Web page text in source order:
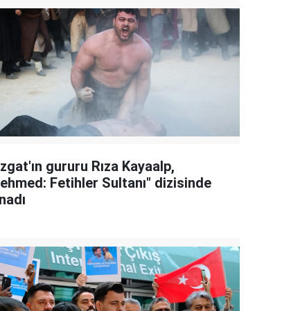
gururu Rıza Kayaalp,
Fetihler Sultanı" dizisinde